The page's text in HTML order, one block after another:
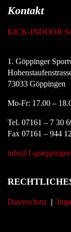
Kontakt
KICK-INDOOR
1. Göppinger
73033 Göppingen
Mo-Fr: 17.00 –
Tel. 07161 – 7 30
Fax 07161 – 944
info@1-
Datenschutz |